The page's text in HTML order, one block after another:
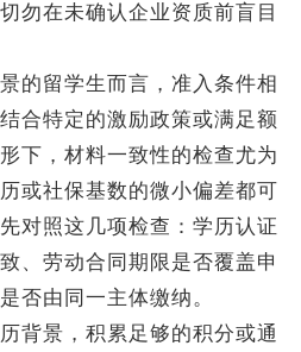
勿在未确认企业资质前盲目
留学生而言，准入条件相
合特定的激励政策或满足额
下，材料一致性的检查尤为
或社保基数的微小偏差都可
对照这几项检查：学历认证
、劳动合同期限是否覆盖申
否由同一主体缴纳。
景，积累足够的积分或通